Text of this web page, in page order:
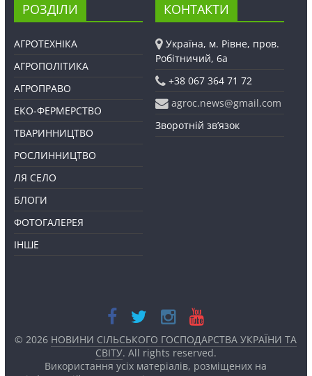
РОЗДІЛИ
АГРОТЕХНІКА
АГРОПОЛІТИКА
АГРОПРАВО
ЕКО-ФЕРМЕРСТВО
ТВАРИННИЦТВО
РОСЛИННИЦТВО
ЛЯ СЕЛО
БЛОГИ
ФОТОГАЛЕРЕЯ
ІНШЕ
КОНТАКТИ
Україна, м. Рівне, пров.
Робітничий, 6а
+38 067 364 71 72
agroc.news@gmail.com
Зворотній зв’язок
© 2026 НОВИНИ СІЛЬСЬКОГО ГОСПОДАРСТВА УКРАЇНИ ТА
СВІТУ. All rights reserved.
Використання усіх матеріалів, розміщених на